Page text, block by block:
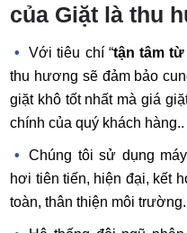
của Giặt là thu
Với tiêu chí “tận tâm
thu hương sẽ đảm bảo
giặt khô tốt nhất mà giá
chính của quý khách hàng..
Chúng tôi sử dụng
hơi tiên tiến, hiện đại, kết
toàn, thân thiện môi trường.